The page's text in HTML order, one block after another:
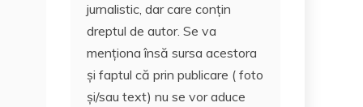
jurnalistic, dar care conțin
dreptul de autor. Se va
menționa însă sursa acestora
și faptul că prin publicare ( foto
și/sau text) nu se vor aduce